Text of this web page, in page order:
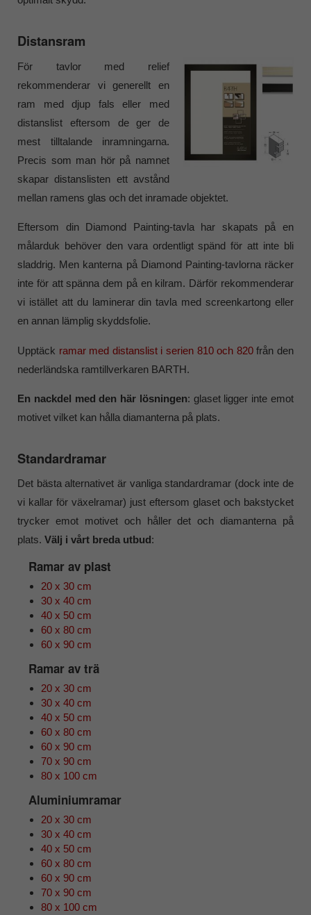
Distansram
För tavlor med relief
rekommenderar vi generellt en
ram med djup fals eller med
distanslist eftersom de ger de
mest tilltalande inramningarna.
Precis som man hör på namnet
skapar distanslisten ett avstånd
mellan ramens glas och det inramade objektet.
Eftersom din Diamond Painting-tavla har skapats på en
målarduk behöver den vara ordentligt spänd för att inte bli
sladdrig. Men kanterna på Diamond Painting-tavlorna räcker
inte för att spänna dem på en kilram. Därför rekommenderar
vi istället att du laminerar din tavla med screenkartong eller
en annan lämplig skyddsfolie.
Upptäck ramar med distanslist i serien 810 och 820från den
nederländska ramtillverkaren BARTH.
En nackdel med den här lösningen: glaset ligger inte emot
motivet vilket kan hålla diamanterna på plats.
Standardramar
Det bästa alternativet är vanliga standardramar (dock inte de
vi kallar för växelramar) just eftersom glaset och bakstycket
trycker emot motivet och håller det och diamanterna på
plats.Välj i vårt breda utbud :
Ramar av plast
20 x 30 cm
30 x 40 cm
40 x 50 cm
60 x 80 cm
60 x 90 cm
Ramar av trä
20 x 30 cm
30 x 40 cm
40 x 50 cm
60 x 80 cm
60 x 90 cm
70 x 90 cm
80 x 100 cm
Aluminiumramar
20 x 30 cm
30 x 40 cm
40 x 50 cm
60 x 80 cm
60 x 90 cm
70 x 90 cm
80 x 100 cm